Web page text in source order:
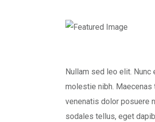
Nullam sed leo elit.
molestie nibh.
venenatis dolor posuere
sodales tellus, eget